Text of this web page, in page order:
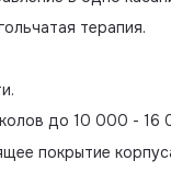
терапия.
до 10 000 - 16
покрытие